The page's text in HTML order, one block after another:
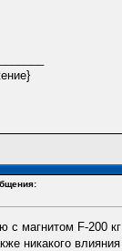
с магнитом F-200
никакого